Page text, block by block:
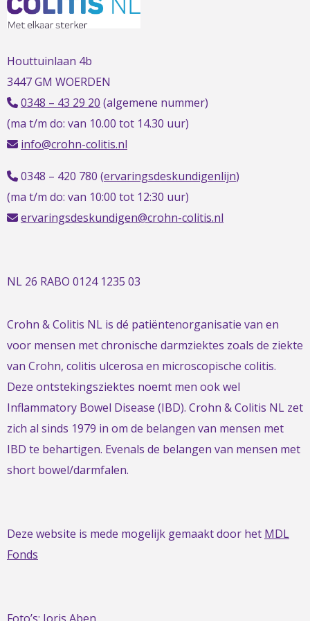
Houttuinlaan 4b
3447 GM WOERDEN
0348 – 43 29 20 (algemene nummer)
(ma t/m do: van 10.00 tot 14.30 uur)
info@crohn-colitis.nl
0348 – 420 780 (ervaringsdeskundigenlijn)
(ma t/m do: van 10:00 tot 12:30 uur)
ervaringsdeskundigen@crohn-colitis.nl
NL 26 RABO 0124 1235 03
Crohn & Colitis NL is dé patiëntenorganisatie van en
voor mensen met chronische darmziektes zoals de ziekte
van Crohn, colitis ulcerosa en microscopische colitis.
Deze ontstekingsziektes noemt men ook wel
Inflammatory Bowel Disease (IBD). Crohn & Colitis NL zet
zich al sinds 1979 in om de belangen van mensen met
IBD te behartigen. Evenals de belangen van mensen met
short bowel/darmfalen.
Deze website is mede mogelijk gemaakt door het MDL
Fonds